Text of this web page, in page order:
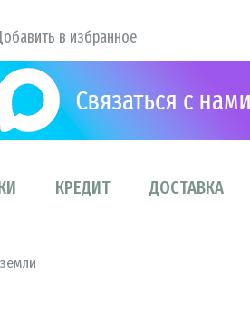
в избранное
КРЕДИТ ДОСТАВКА